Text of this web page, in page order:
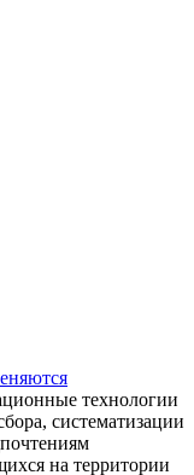
технологии
систематизации
на территории